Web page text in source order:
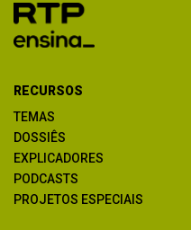
RECURSOS
TEMAS
DOSSIÊS
EXPLICADORES
PODCASTS
PROJETOS ESPECIAIS